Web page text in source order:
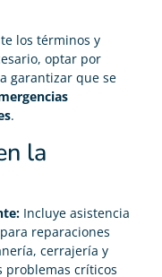
los términos y
optar por
garantizar que se
.
la
Incluye asistencia
reparaciones
cerrajería y
problemas críticos